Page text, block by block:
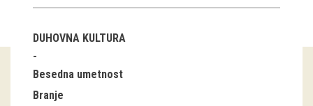
E-razstave
Virtualni sprehodi
Razstavni projekti
Napovednik
DUHOVNA KULTURA
Besedna umetnost
Branje